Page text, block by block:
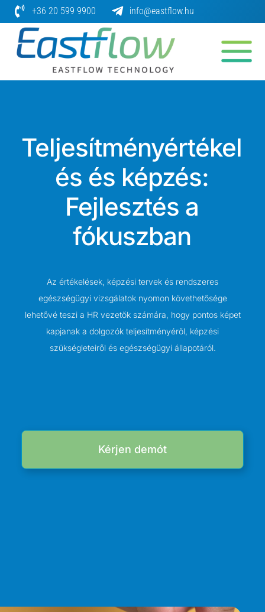
Skip
to
content
+36 20 599 9900 info@eastflow.hu
Teljesítményértékel
és és képzés:
Fejlesztés a
fókuszban
Az értékelések, képzési tervek és rendszeres
egészségügyi vizsgálatok nyomon követhetősége
lehetővé teszi a HR vezetők számára, hogy pontos képet
kapjanak a dolgozók teljesítményéről, képzési
szükségleteiről és egészségügyi állapotáról.
Kérjen demót